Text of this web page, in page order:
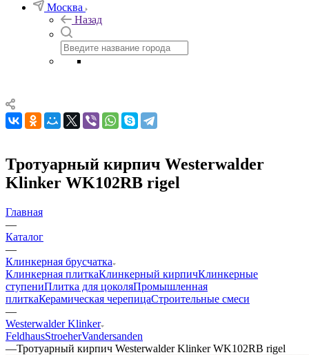
Москва
Назад
Тротуарный кирпич Westerwalder
Klinker WK102RB rigel
Главная
—
Каталог
—
Клинкерная брусчатка
Клинкерная плиткаКлинкерный кирпичКлинкерные
ступениПлитка для цоколяПромышленная
плиткаКерамическая черепицаСтроительные смеси
—
Westerwalder Klinker
FeldhausStroeherVandersanden
—Тротуарный кирпич Westerwalder Klinker WK102RB rigel